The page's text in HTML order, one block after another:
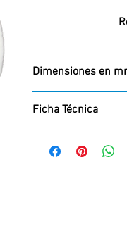
Dimensiones en
22 x 30
Ficha Técnica